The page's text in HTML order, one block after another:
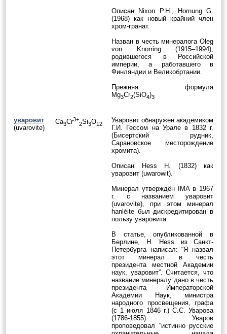
Описан Nixon P.H., Hornung G.
(1968) как новый крайний член
хром-гранат.
Назван в честь минералога Oleg
von Knorring (1915–1994),
родившегося в Российской
империи, а работавшего в
Финляндии и Великобртании.
Прежняя формула
Mg3Cr2(SiO4)3
уваровит
(uvarovite)
Ca3Cr3+
2Si3O12
Уваровит обнаружен академиком
Г.И. Гессом на Урале в 1832 г.
(Бисертский рудник,
Сарановское месторождение
хромита).
Описан Hess H. (1832) как
уваровит (uwarowit).
Минерал утверждён IMA в 1967
г. с названием уваровит
(uvarovite), при этом минерал
hanléite был дискредитирован в
пользу уваровита.
В статье, опубликованной в
Берлине, H. Hess из Санкт-
Петербурга написал: “Я назвал
этот минерал в честь
президента местной Академии
наук, уваровит”. Считается, что
название минералу дано в честь
президента Императорской
Академии Наук, министра
народного просвещения, графа
(с 1 июля 1846 г.) С.С. Уварова
(1786-1855). Уваров
проповедовал “истинно русские